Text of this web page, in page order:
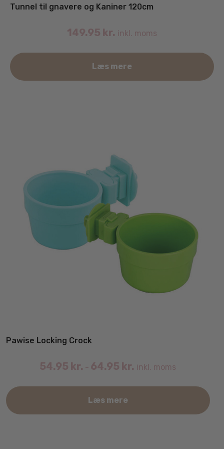
Tunnel til gnavere og Kaniner 120cm
149.95 kr. inkl. moms
Læs mere
Pawise Locking Crock
54.95 kr. – 64.95 kr. inkl. moms
Læs mere